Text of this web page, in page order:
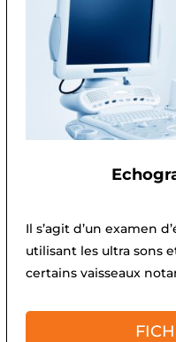
Il s’agit d’un examen
utilisant les ultra sons
certains vaisseaux